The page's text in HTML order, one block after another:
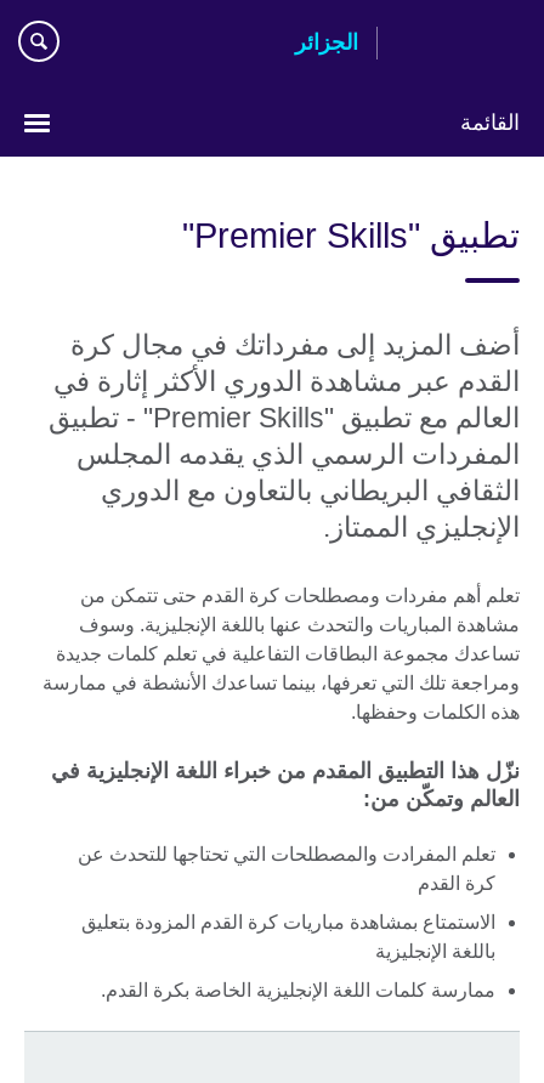
الجزائر
القائمة
language
تطبيق "Premier Skills"
أضف المزيد إلى مفرداتك في مجال كرة
القدم عبر مشاهدة الدوري الأكثر إثارة في
العالم مع تطبيق "Premier Skills" - تطبيق
المفردات الرسمي الذي يقدمه المجلس
الثقافي البريطاني بالتعاون مع الدوري
الإنجليزي الممتاز.
تعلم أهم مفردات ومصطلحات كرة القدم حتى تتمكن من
مشاهدة المباريات والتحدث عنها باللغة الإنجليزية. وسوف
تساعدك مجموعة البطاقات التفاعلية في تعلم كلمات جديدة
ومراجعة تلك التي تعرفها، بينما تساعدك الأنشطة في ممارسة
هذه الكلمات وحفظها.
نزّل هذا التطبيق المقدم من خبراء اللغة الإنجليزية في
العالم وتمكّن من:
تعلم المفرادت والمصطلحات التي تحتاجها للتحدث عن
كرة القدم
الاستمتاع بمشاهدة مباريات كرة القدم المزودة بتعليق
باللغة الإنجليزية
ممارسة كلمات اللغة الإنجليزية الخاصة بكرة القدم.